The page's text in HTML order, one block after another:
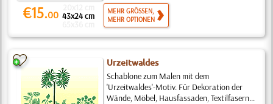
€15.00 43x24 cm
MEHR GRÖSSEN,
MEHR OPTIONEN
Urzeitwaldes
Schablone zum Malen mit dem
'Urzeitwaldes'-Motiv. Für Dekoration der
Wände, Möbel, Hausfassaden, Textilfasern...